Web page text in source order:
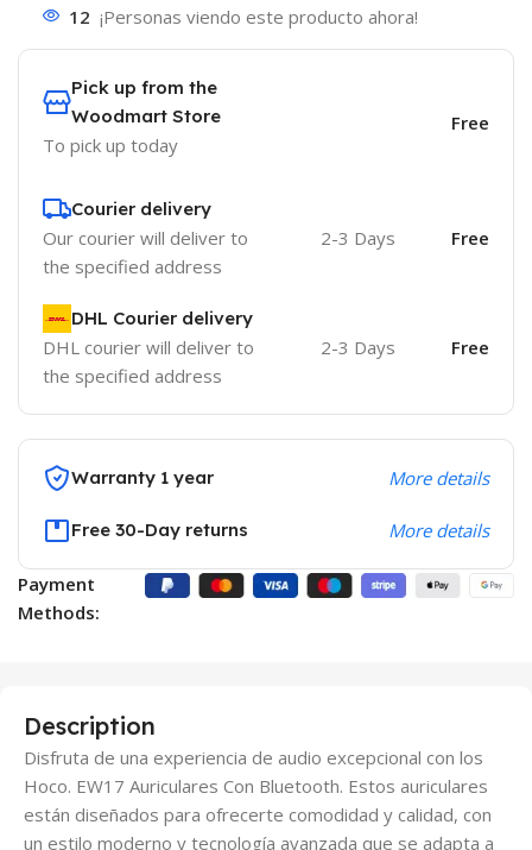
12 ¡Personas viendo este producto ahora!
Pick up from the
Woodmart Store
To pick up today
Free
Courier delivery
Our courier will deliver to
the specified address
2-3 Days Free
DHL Courier delivery
DHL courier will deliver to
the specified address
2-3 Days Free
Warranty 1 year More details
Free 30-Day returns More details
Payment
Methods:
Description
Disfruta de una experiencia de audio excepcional con los
Hoco. EW17 Auriculares Con Bluetooth. Estos auriculares
están diseñados para ofrecerte comodidad y calidad, con
un estilo moderno y tecnología avanzada que se adapta a